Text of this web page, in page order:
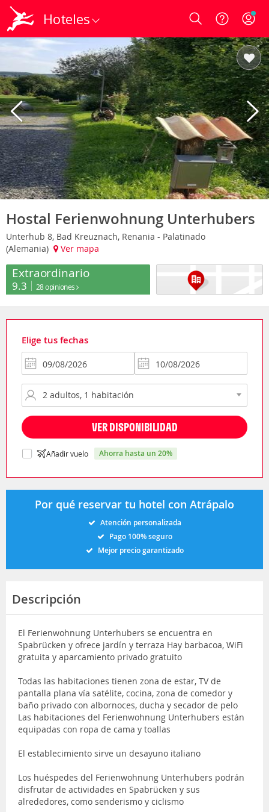
Hoteles Login
Hostal Ferienwohnung Unterhubers
Unterhub 8, Bad Kreuznach, Renania - Palatinado
(Alemania)
Ver mapa
Extraordinario
9.3 28 opiniones
Elige tus fechas
VER DISPONIBILIDAD
Añadir vuelo ahorra hasta un 20%
Por qué reservar tu hotel con Atrápalo
Atención personalizada
Pago 100% seguro
Mejor precio garantizado
Descripción
El Ferienwohnung Unterhubers se encuentra en
Spabrücken y ofrece jardín y terraza Hay barbacoa, WiFi
gratuita y aparcamiento privado gratuito
Todas las habitaciones tienen zona de estar, TV de
pantalla plana vía satélite, cocina, zona de comedor y
baño privado con albornoces, ducha y secador de pelo
Las habitaciones del Ferienwohnung Unterhubers están
equipadas con ropa de cama y toallas
El establecimiento sirve un desayuno italiano
Los huéspedes del Ferienwohnung Unterhubers podrán
disfrutar de actividades en Spabrücken y sus
alrededores, como senderismo y ciclismo